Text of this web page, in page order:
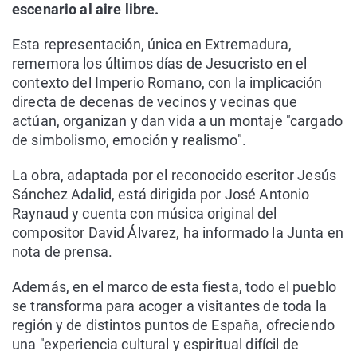
escenario al aire libre.
Esta representación, única en Extremadura,
rememora los últimos días de Jesucristo en el
contexto del Imperio Romano, con la implicación
directa de decenas de vecinos y vecinas que
actúan, organizan y dan vida a un montaje "cargado
de simbolismo, emoción y realismo".
La obra, adaptada por el reconocido escritor Jesús
Sánchez Adalid, está dirigida por José Antonio
Raynaud y cuenta con música original del
compositor David Álvarez, ha informado la Junta en
nota de prensa.
Además, en el marco de esta fiesta, todo el pueblo
se transforma para acoger a visitantes de toda la
región y de distintos puntos de España, ofreciendo
una "experiencia cultural y espiritual difícil de